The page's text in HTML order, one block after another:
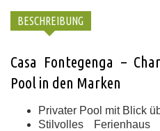
BESCHREIBUNG
Casa Fontegenga –
Pool in den Marken
Privater Pool mit Blick
Stilvolles Ferienhaus